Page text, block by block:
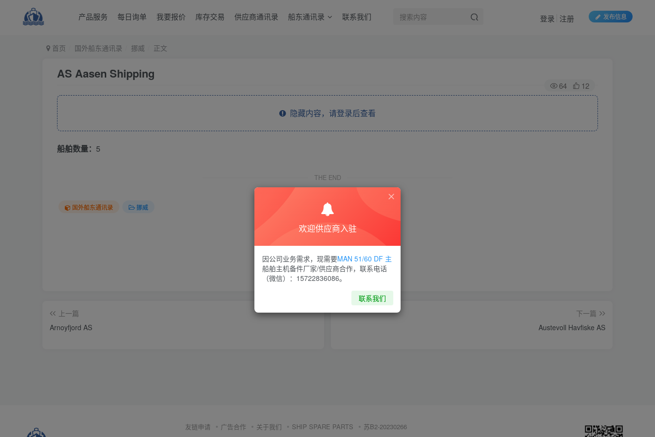
产品服务 每日询单 我要报价 库存交易 供应商通讯录 船东通讯录 联系我们 发布信息
登录 注册
首页 国外船东通讯录 挪威 正文
AS Aasen Shipping
64 12
隐藏内容，请登录后查看
船舶数量： 5
THE END
国外船东通讯录 挪威
喜欢就支持一下吧
点赞12 分享 收藏
上一篇
Arnoyfjord AS
下一篇
Austevoll Havfiske AS
友链申请 广告合作 关于我们 SHIP SPARE PARTS 苏B2-20230266
欢迎供应商入驻
因公司业务需求，现需要MAN 51/60 DF 主
船舶主机备件厂家/供应商合作，联系电话
（微信）：15722836086。
联系我们